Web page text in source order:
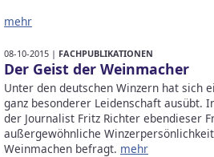
mehr
08-10-2015 | FACHPUBLIKATIONEN
Der Geist der Weinmacher
Unter den deutschen Winzern hat
ganz besonderer Leidenschaft ausübt.
der Journalist Fritz Richter ebendieser
außergewöhnliche
Weinmachen befragt. mehr